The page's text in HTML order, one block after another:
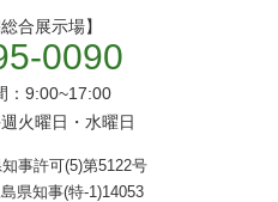
合展示場】
0090
9:00~17:00
曜日・水曜日
事許可(5)第5122号
県知事(特-1)14053